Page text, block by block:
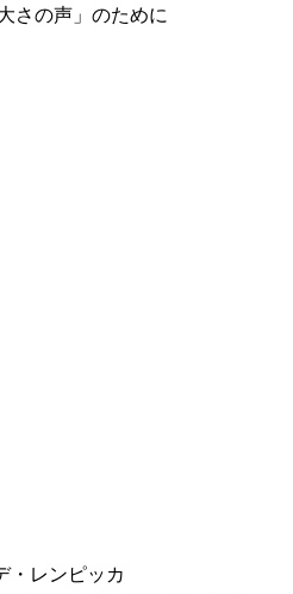
さの声」のために
・レンピッカ